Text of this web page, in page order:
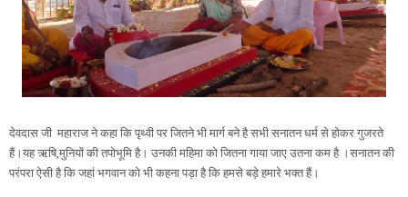
देवदास जी महाराज ने कहा कि पृथ्वी पर जितने भी मार्ग बने है सभी सनातन धर्म से होकर गुजरते
हैं।यह ऋषि,मुनियों की तपोभूमि है। उनकी महिमा को जितना गाया जाए उतना कम है ।सनातन की
परंपरा ऐसी है कि जहां भगवान को भी कहना पड़ा है कि हमसे बड़े हमारे भक्त हैं।